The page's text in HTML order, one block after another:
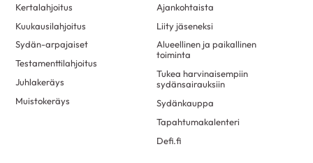
Kertalahjoitus
Kuukausilahjoitus
Sydän-arpajaiset
Testamenttilahjoitus
Juhlakeräys
Muistokeräys
Ajankohtaista
Liity jäseneksi
Alueellinen ja paikallinen
toiminta
Tukea harvinaisempiin
sydänsairauksiin
Sydänkauppa
Tapahtumakalenteri
Defi.fi